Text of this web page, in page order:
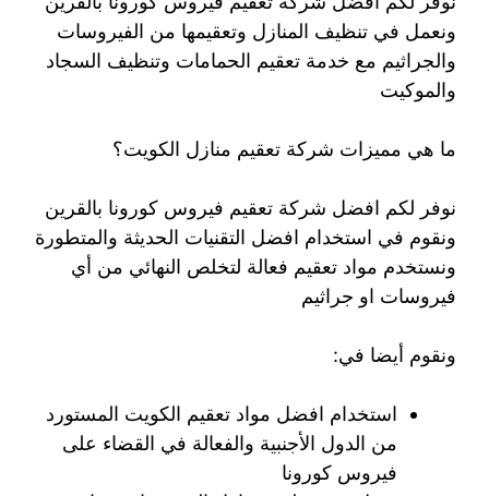
ونعمل في تنظيف المنازل وتعقيمها من الفيروسات
والجراثيم مع خدمة تعقيم الحمامات وتنظيف السجاد
والموكيت
ما هي مميزات شركة تعقيم منازل الكويت؟
نوفر لكم افضل شركة تعقيم فيروس كورونا بالقرين
ونقوم في استخدام افضل التقنيات الحديثة والمتطورة
ونستخدم مواد تعقيم فعالة لتخلص النهائي من أي
فيروسات او جراثيم
ونقوم أيضا في:
استخدام افضل مواد تعقيم الكويت المستورد
من الدول الأجنبية والفعالة في القضاء على
فيروس كورونا